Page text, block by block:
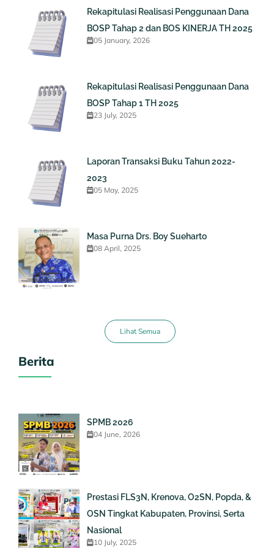
Rekapitulasi Realisasi Penggunaan Dana
BOSP Tahap 2 dan BOS KINERJA TH 2025
05 January, 2026
Rekapitulasi Realisasi Penggunaan Dana
BOSP Tahap 1 TH 2025
23 July, 2025
Laporan Transaksi Buku Tahun 2022-
2023
05 May, 2025
Masa Purna Drs. Boy Sueharto
08 April, 2025
Lihat Semua
Berita
SPMB 2026
04 June, 2026
Prestasi FLS3N, Krenova, O2SN, Popda, &
OSN Tingkat Kabupaten, Provinsi, Serta
Nasional
10 July, 2025